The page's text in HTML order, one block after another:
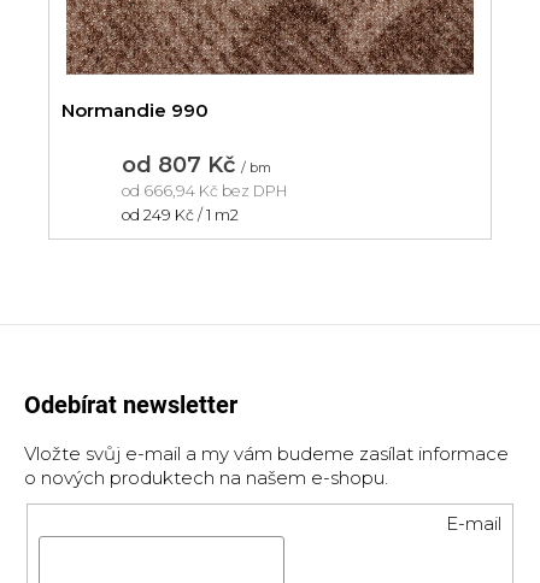
Normandie 990
od 807 Kč / bm
od 666,94 Kč bez DPH
Měrná
od 249 Kč / 1 m2
Odebírat newsletter
Vložte svůj e-mail a my vám budeme zasílat informace
o nových produktech na našem e-shopu.
E-mail